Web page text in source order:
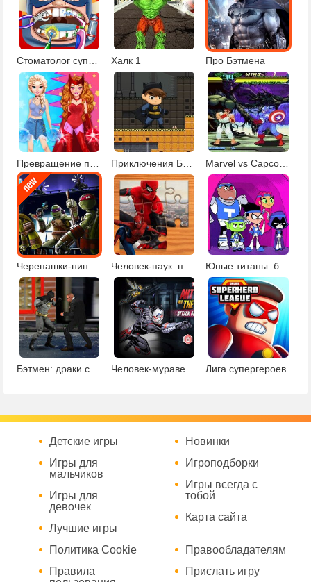
Халк 1 Про Бэтмена
Приключения Бэтбоя Marvel vs Capcom Infinite
Юные титаны: бродилка
Человек-муравей и Оса против роботов Лига супергероев
Детские игры
Игры для
мальчиков
Игры для
девочек
Лучшие игры
Новинки
Игроподборки
Игры всегда с
тобой
Карта сайта
Политика Cookie
Правила
Правообладателям
Прислать игру